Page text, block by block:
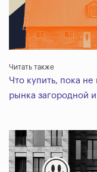
Читать также
Что купить, пока
рынка загородной